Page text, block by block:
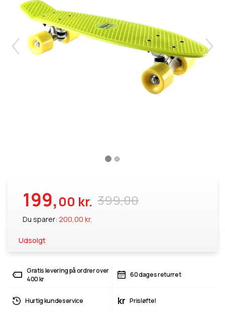
399,00
199,00 kr.
Du sparer: 200,00 kr.
Udsolgt
Gratis levering på ordrer over
400 kr
60 dages returret
Hurtig kundeservice kr Prisløfte!